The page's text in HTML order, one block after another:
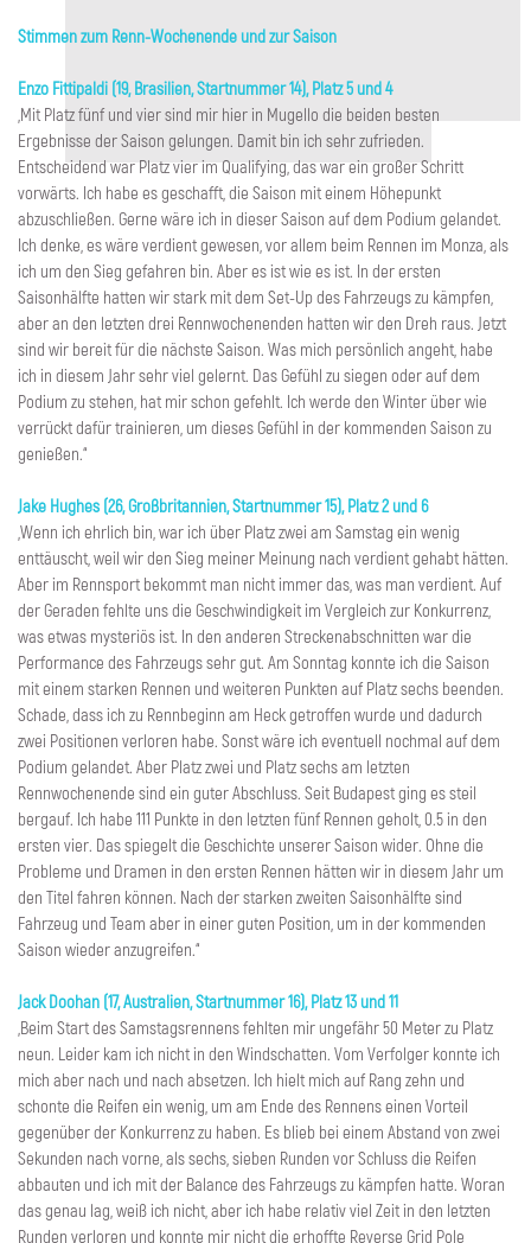
Stimmen zum Renn-Wochenende und zur Saison
Enzo Fittipaldi (19, Brasilien, Startnummer 14), Platz 5 und 4
„Mit Platz fünf und vier sind mir hier in Mugello die beiden besten
Ergebnisse der Saison gelungen. Damit bin ich sehr zufrieden.
Entscheidend war Platz vier im Qualifying, das war ein großer Schritt
vorwärts. Ich habe es geschafft, die Saison mit einem Höhepunkt
abzuschließen. Gerne wäre ich in dieser Saison auf dem Podium gelandet.
Ich denke, es wäre verdient gewesen, vor allem beim Rennen im Monza, als
ich um den Sieg gefahren bin. Aber es ist wie es ist. In der ersten
Saisonhälfte hatten wir stark mit dem Set-Up des Fahrzeugs zu kämpfen,
aber an den letzten drei Rennwochenenden hatten wir den Dreh raus. Jetzt
sind wir bereit für die nächste Saison. Was mich persönlich angeht, habe
ich in diesem Jahr sehr viel gelernt. Das Gefühl zu siegen oder auf dem
Podium zu stehen, hat mir schon gefehlt. Ich werde den Winter über wie
verrückt dafür trainieren, um dieses Gefühl in der kommenden Saison zu
genießen.“
Jake Hughes (26, Großbritannien, Startnummer 15), Platz 2 und 6
„Wenn ich ehrlich bin, war ich über Platz zwei am Samstag ein wenig
enttäuscht, weil wir den Sieg meiner Meinung nach verdient gehabt hätten.
Aber im Rennsport bekommt man nicht immer das, was man verdient. Auf
der Geraden fehlte uns die Geschwindigkeit im Vergleich zur Konkurrenz,
was etwas mysteriös ist. In den anderen Streckenabschnitten war die
Performance des Fahrzeugs sehr gut. Am Sonntag konnte ich die Saison
mit einem starken Rennen und weiteren Punkten auf Platz sechs beenden.
Schade, dass ich zu Rennbeginn am Heck getroffen wurde und dadurch
zwei Positionen verloren habe. Sonst wäre ich eventuell nochmal auf dem
Podium gelandet. Aber Platz zwei und Platz sechs am letzten
Rennwochenende sind ein guter Abschluss. Seit Budapest ging es steil
bergauf. Ich habe 111 Punkte in den letzten fünf Rennen geholt, 0.5 in den
ersten vier. Das spiegelt die Geschichte unserer Saison wider. Ohne die
Probleme und Dramen in den ersten Rennen hätten wir in diesem Jahr um
den Titel fahren können. Nach der starken zweiten Saisonhälfte sind
Fahrzeug und Team aber in einer guten Position, um in der kommenden
Saison wieder anzugreifen.“
Jack Doohan (17, Australien, Startnummer 16), Platz 13 und 11
„Beim Start des Samstagsrennens fehlten mir ungefähr 50 Meter zu Platz
neun. Leider kam ich nicht in den Windschatten. Vom Verfolger konnte ich
mich aber nach und nach absetzen. Ich hielt mich auf Rang zehn und
schonte die Reifen ein wenig, um am Ende des Rennens einen Vorteil
gegenüber der Konkurrenz zu haben. Es blieb bei einem Abstand von zwei
Sekunden nach vorne, als sechs, sieben Runden vor Schluss die Reifen
abbauten und ich mit der Balance des Fahrzeugs zu kämpfen hatte. Woran
das genau lag, weiß ich nicht, aber ich habe relativ viel Zeit in den letzten
Runden verloren und konnte mir nicht die erhoffte Reverse Grid Pole